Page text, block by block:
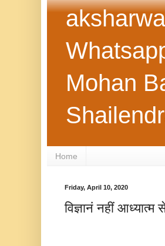
Mohan
Home
Friday, April 10, 2020
विज्ञानं नहीं आध्यात्म